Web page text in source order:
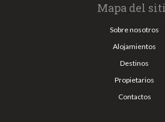
Mapa del
Sobre nosotros
Alojamientos
Destinos
Propietarios
Contactos